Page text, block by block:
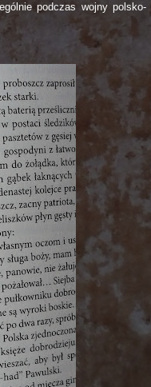
podczas wojny polsko-